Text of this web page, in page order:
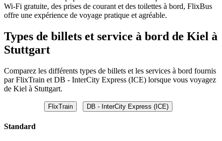
Wi-Fi gratuite, des prises de courant et des toilettes à bord, FlixBus
offre une expérience de voyage pratique et agréable.
Types de billets et service à bord de Kiel à
Stuttgart
Comparez les différents types de billets et les services à bord fournis
par FlixTrain et DB - InterCity Express (ICE) lorsque vous voyagez
de Kiel à Stuttgart.
FlixTrain DB - InterCity Express (ICE)
Standard